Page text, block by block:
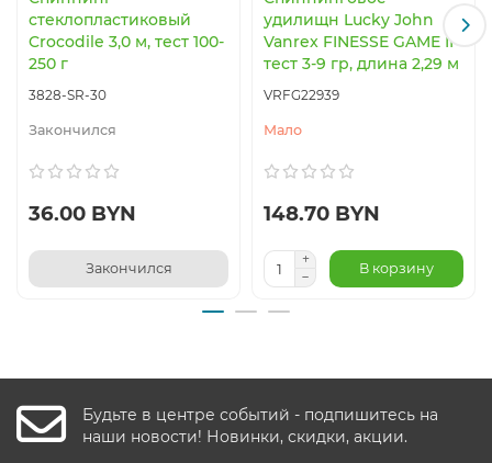
стеклопластиковый
Crocodile 3,0 м, тест 100-
250 г
3828-SR-30
Закончился
36.00 BYN
Закончился
удилищн Lucky John
Vanrex FINESSE GAME II
тест 3-9 гр, длина 2,29 м
VRFG22939
Мало
148.70 BYN
В корзину
Будьте в центре событий - подпишитесь на
наши новости! Новинки, скидки, акции.